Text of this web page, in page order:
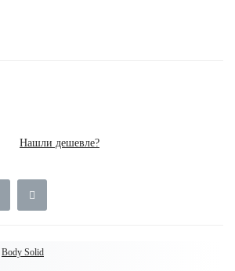
Нашли дешевле?
Body Solid